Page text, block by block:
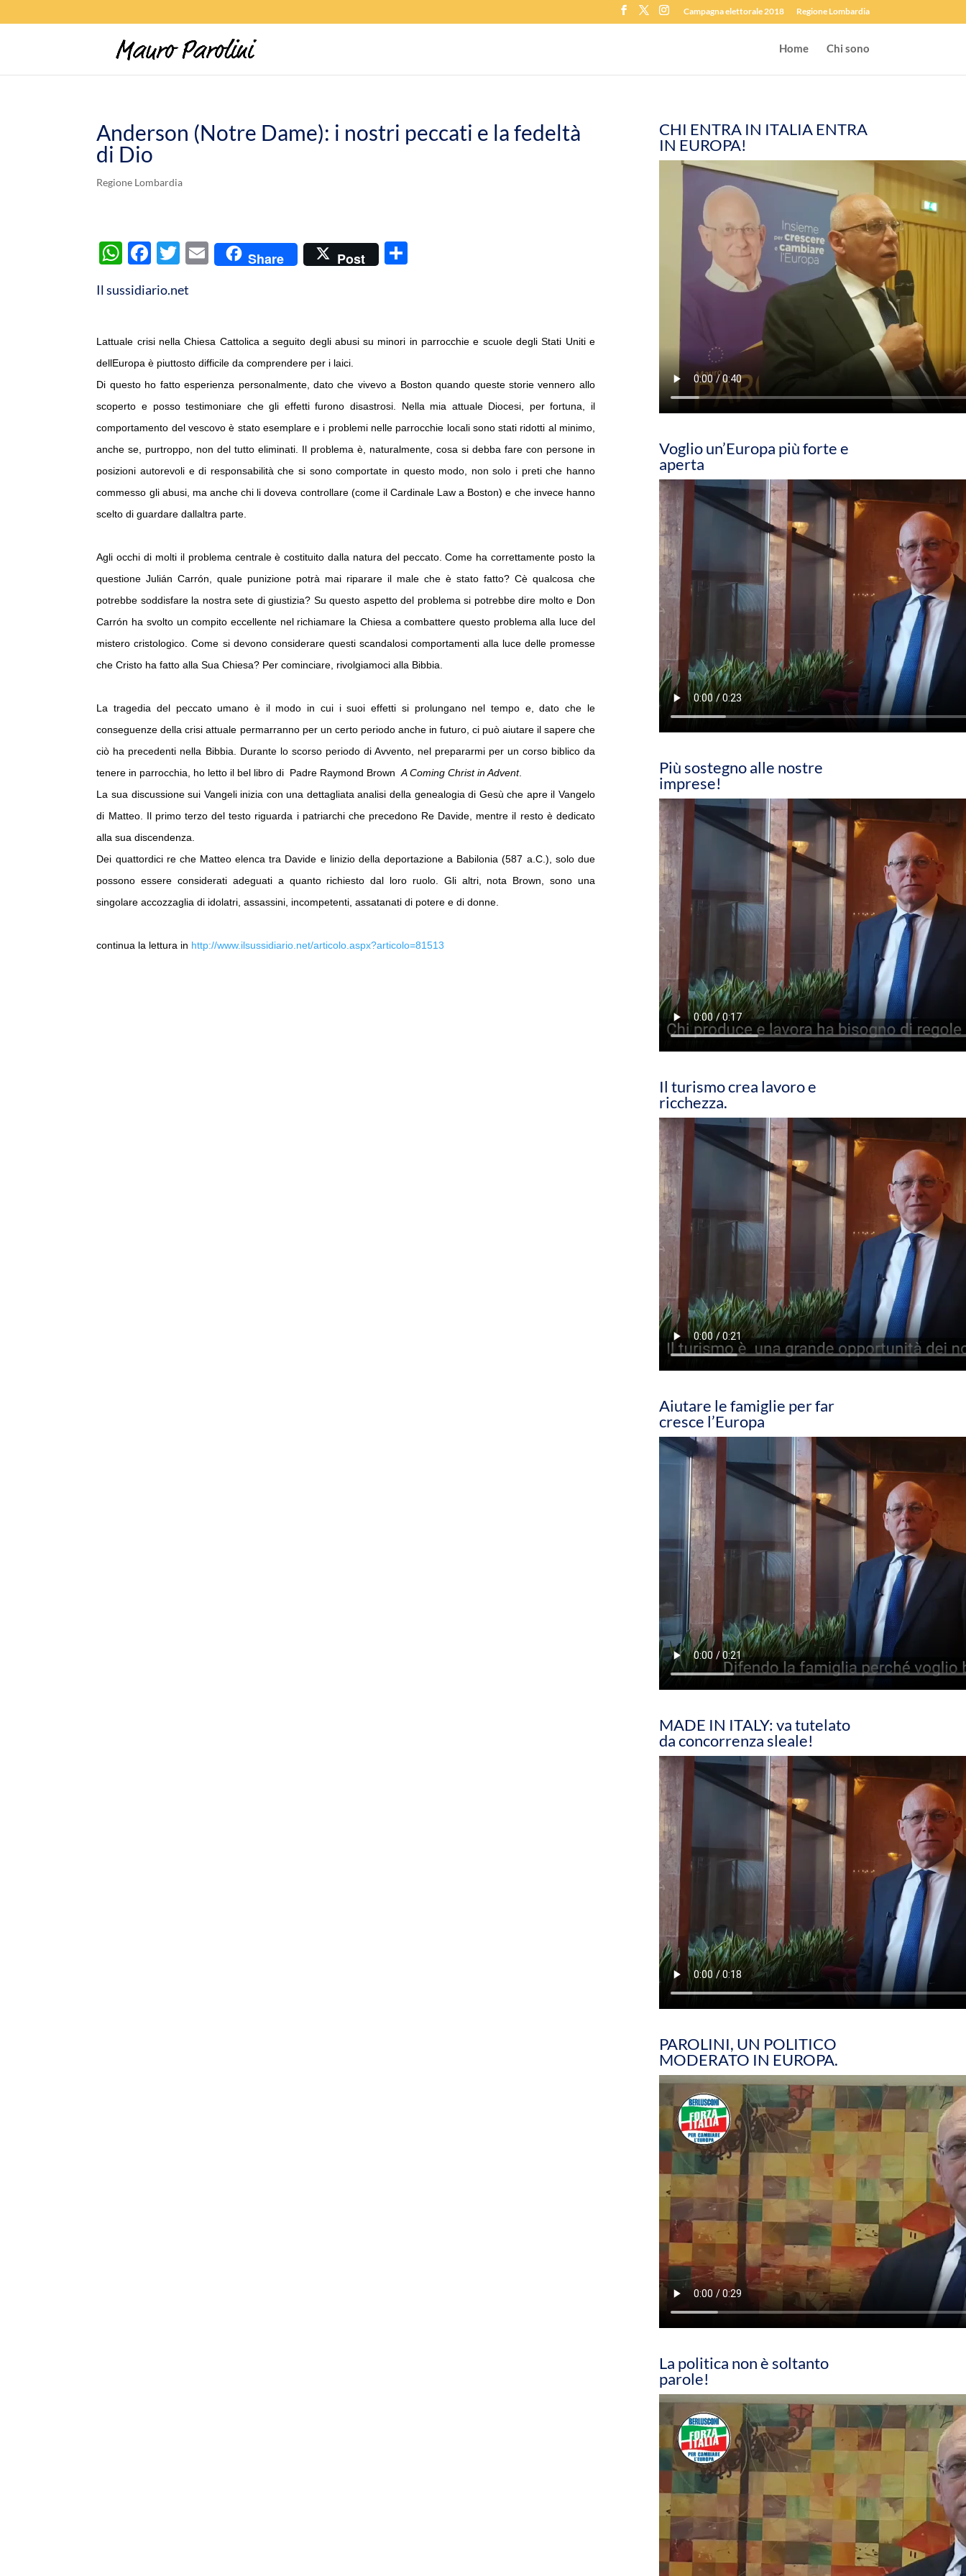
Campagna elettorale 2018 Regione Lombardia
Home Chi sono
Anderson (Notre Dame): i nostri peccati e la fedeltà
di Dio
Regione Lombardia
W
at
A
p
p
F
e
o
o
k
T
itt
E
Share Post
vi
Il sussidiario.net
Lattuale crisi nella Chiesa Cattolica a seguito degli abusi su minori in parrocchie e scuole degli Stati Uniti e
dellEuropa è piuttosto difficile da comprendere per i laici.
Di questo ho fatto esperienza personalmente, dato che vivevo a Boston quando queste storie vennero allo
scoperto e posso testimoniare che gli effetti furono disastrosi. Nella mia attuale Diocesi, per fortuna, il
comportamento del vescovo è stato esemplare e i problemi nelle parrocchie locali sono stati ridotti al minimo,
anche se, purtroppo, non del tutto eliminati. Il problema è, naturalmente, cosa si debba fare con persone in
posizioni autorevoli e di responsabilità che si sono comportate in questo modo, non solo i preti che hanno
commesso gli abusi, ma anche chi li doveva controllare (come il Cardinale Law a Boston) e che invece hanno
scelto di guardare dallaltra parte.
Agli occhi di molti il problema centrale è costituito dalla natura del peccato. Come ha correttamente posto la
questione Julián Carrón, quale punizione potrà mai riparare il male che è stato fatto? Cè qualcosa che
potrebbe soddisfare la nostra sete di giustizia? Su questo aspetto del problema si potrebbe dire molto e Don
Carrón ha svolto un compito eccellente nel richiamare la Chiesa a combattere questo problema alla luce del
mistero cristologico. Come si devono considerare questi scandalosi comportamenti alla luce delle promesse
che Cristo ha fatto alla Sua Chiesa? Per cominciare, rivolgiamoci alla Bibbia.
La tragedia del peccato umano è il modo in cui i suoi effetti si prolungano nel tempo e, dato che le
conseguenze della crisi attuale permarranno per un certo periodo anche in futuro, ci può aiutare il sapere che
ciò ha precedenti nella Bibbia. Durante lo scorso periodo di Avvento, nel prepararmi per un corso biblico da
tenere in parrocchia, ho letto il bel libro di Padre Raymond BrownA Coming Christ in Advent.
La sua discussione sui Vangeli inizia con una dettagliata analisi della genealogia di Gesù che apre il Vangelo
di Matteo. Il primo terzo del testo riguarda i patriarchi che precedono Re Davide, mentre il resto è dedicato
alla sua discendenza.
Dei quattordici re che Matteo elenca tra Davide e linizio della deportazione a Babilonia (587 a.C.), solo due
possono essere considerati adeguati a quanto richiesto dal loro ruolo. Gli altri, nota Brown, sono una
singolare accozzaglia di idolatri, assassini, incompetenti, assatanati di potere e di donne.
continua la lettura in http://www.ilsussidiario.net/articolo.aspx?articolo=81513
CHI ENTRA IN ITALIA ENTRA
IN EUROPA!
Voglio un’Europa più forte e
aperta
Più sostegno alle nostre
imprese!
Il turismo crea lavoro e
ricchezza.
Aiutare le famiglie per far
cresce l’Europa
MADE IN ITALY: va tutelato
da concorrenza sleale!
PAROLINI, UN POLITICO
MODERATO IN EUROPA.
La politica non è soltanto
parole!